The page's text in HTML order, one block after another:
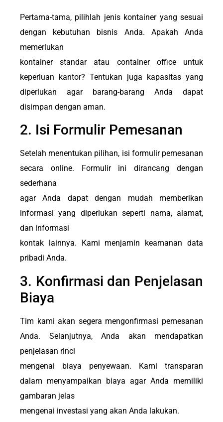
Pertama-tama, pilihlah jenis kontainer yang sesuai
dengan kebutuhan bisnis Anda. Apakah Anda
memerlukan
kontainer standar atau container office untuk
keperluan kantor? Tentukan juga kapasitas yang
diperlukan agar barang-barang Anda dapat
disimpan dengan aman.
2. Isi Formulir Pemesanan
Setelah menentukan pilihan, isi formulir pemesanan
secara online. Formulir ini dirancang dengan
sederhana
agar Anda dapat dengan mudah memberikan
informasi yang diperlukan seperti nama, alamat,
dan informasi
kontak lainnya. Kami menjamin keamanan data
pribadi Anda.
3. Konfirmasi dan Penjelasan
Biaya
Tim kami akan segera mengonfirmasi pemesanan
Anda. Selanjutnya, Anda akan mendapatkan
penjelasan rinci
mengenai biaya penyewaan. Kami transparan
dalam menyampaikan biaya agar Anda memiliki
gambaran jelas
mengenai investasi yang akan Anda lakukan.